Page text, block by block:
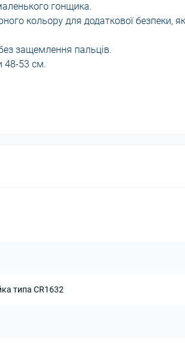
гонщика.
кольору для додаткової безпеки,
защемлення пальців.
48-53 см.
типа CR1632